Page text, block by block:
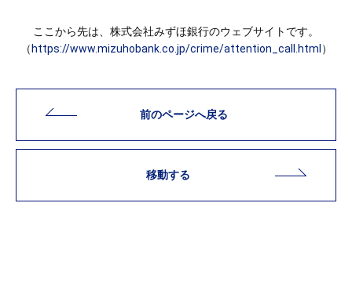
ここから先は、株式会社みずほ銀行のウェブサイトです。
（ https://www.mizuhobank.co.jp/crime/attention_call.html ）
前のページへ戻る
移動する